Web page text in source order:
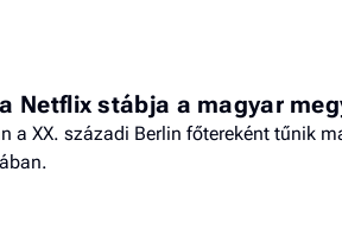
Netflix stábja a magyar
a XX. századi Berlin főtereként tűnik